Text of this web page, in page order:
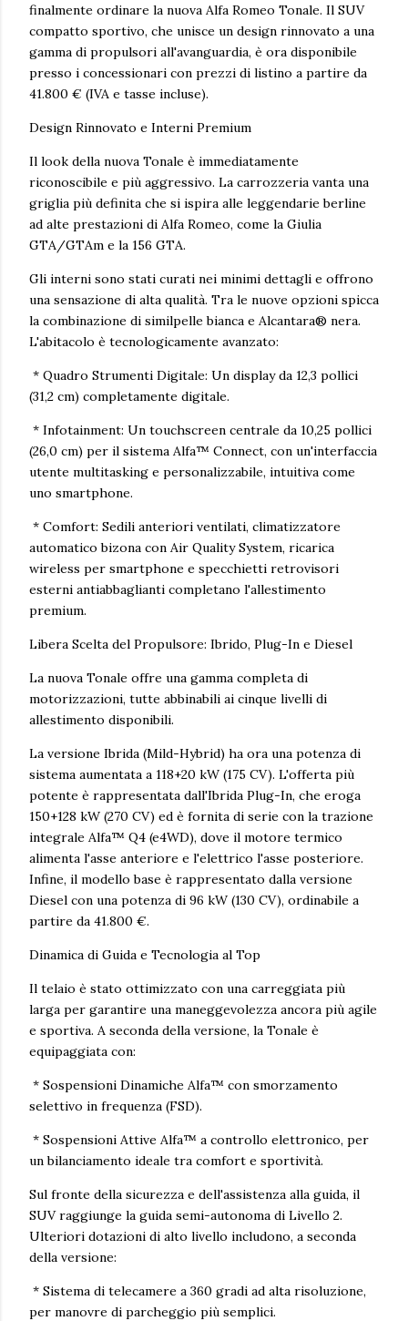
finalmente ordinare la nuova Alfa Romeo Tonale. Il SUV
compatto sportivo, che unisce un design rinnovato a una
gamma di propulsori all'avanguardia, è ora disponibile
presso i concessionari con prezzi di listino a partire da
41.800 € (IVA e tasse incluse).
Design Rinnovato e Interni Premium
Il look della nuova Tonale è immediatamente
riconoscibile e più aggressivo. La carrozzeria vanta una
griglia più definita che si ispira alle leggendarie berline
ad alte prestazioni di Alfa Romeo, come la Giulia
GTA/GTAm e la 156 GTA.
Gli interni sono stati curati nei minimi dettagli e offrono
una sensazione di alta qualità. Tra le nuove opzioni spicca
la combinazione di similpelle bianca e Alcantara® nera.
L'abitacolo è tecnologicamente avanzato:
* Quadro Strumenti Digitale: Un display da 12,3 pollici
(31,2 cm) completamente digitale.
* Infotainment: Un touchscreen centrale da 10,25 pollici
(26,0 cm) per il sistema Alfa™ Connect, con un'interfaccia
utente multitasking e personalizzabile, intuitiva come
uno smartphone.
* Comfort: Sedili anteriori ventilati, climatizzatore
automatico bizona con Air Quality System, ricarica
wireless per smartphone e specchietti retrovisori
esterni antiabbaglianti completano l'allestimento
premium.
Libera Scelta del Propulsore: Ibrido, Plug-In e Diesel
La nuova Tonale offre una gamma completa di
motorizzazioni, tutte abbinabili ai cinque livelli di
allestimento disponibili.
La versione Ibrida (Mild-Hybrid) ha ora una potenza di
sistema aumentata a 118+20 kW (175 CV). L'offerta più
potente è rappresentata dall'Ibrida Plug-In, che eroga
150+128 kW (270 CV) ed è fornita di serie con la trazione
integrale Alfa™ Q4 (e4WD), dove il motore termico
alimenta l'asse anteriore e l'elettrico l'asse posteriore.
Infine, il modello base è rappresentato dalla versione
Diesel con una potenza di 96 kW (130 CV), ordinabile a
partire da 41.800 €.
Dinamica di Guida e Tecnologia al Top
Il telaio è stato ottimizzato con una carreggiata più
larga per garantire una maneggevolezza ancora più agile
e sportiva. A seconda della versione, la Tonale è
equipaggiata con:
* Sospensioni Dinamiche Alfa™ con smorzamento
selettivo in frequenza (FSD).
* Sospensioni Attive Alfa™ a controllo elettronico, per
un bilanciamento ideale tra comfort e sportività.
Sul fronte della sicurezza e dell'assistenza alla guida, il
SUV raggiunge la guida semi-autonoma di Livello 2.
Ulteriori dotazioni di alto livello includono, a seconda
della versione:
* Sistema di telecamere a 360 gradi ad alta risoluzione,
per manovre di parcheggio più semplici.